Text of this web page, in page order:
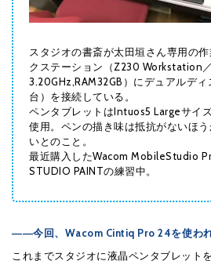
スタジオの書斎が太田垣さん専用の
クステーション（Z230 Workstation
3.20GHz,RAM32GB）にデュアルディ
台）を接続している。
ペンタブレットはIntuos5 Largeサイ
使用。ペンの描き味は抵抗がないほ
いとのこと。
最近購入したWacom MobileStudio
STUDIO PAINTの練習中。
――今回、Wacom Cintiq Pro 24を使われ
これまでスタジオに液晶ペンタブレット